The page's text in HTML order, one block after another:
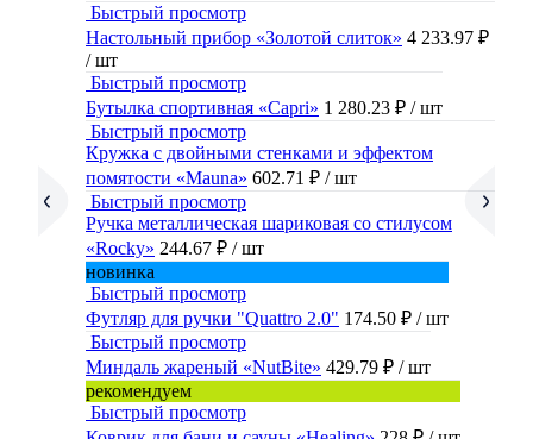
Быстрый просмотр
Настольный прибор «Золотой слиток» 4 233.97 ₽
/ шт
Быстрый просмотр
Бутылка спортивная «Capri» 1 280.23 ₽ / шт
Быстрый просмотр
Кружка с двойными стенками и эффектом
помятости «Mauna» 602.71 ₽ / шт
Быстрый просмотр
Ручка металлическая шариковая со стилусом
«Rocky» 244.67 ₽ / шт
новинка
Быстрый просмотр
Футляр для ручки "Quattro 2.0" 174.50 ₽ / шт
Быстрый просмотр
Миндаль жареный «NutBite» 429.79 ₽ / шт
рекомендуем
Быстрый просмотр